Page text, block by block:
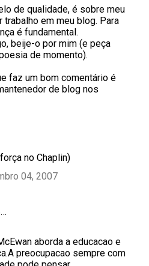
de qualidade, é sobre meu
trabalho em meu blog. Para
é fundamental.
beije-o por mim (e peça
de momento).
faz um bom comentário é
de blog nos
no Chaplin)
04, 2007
aborda a educacao e
preocupacao sempre com